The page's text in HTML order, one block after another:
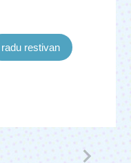
radu restivan